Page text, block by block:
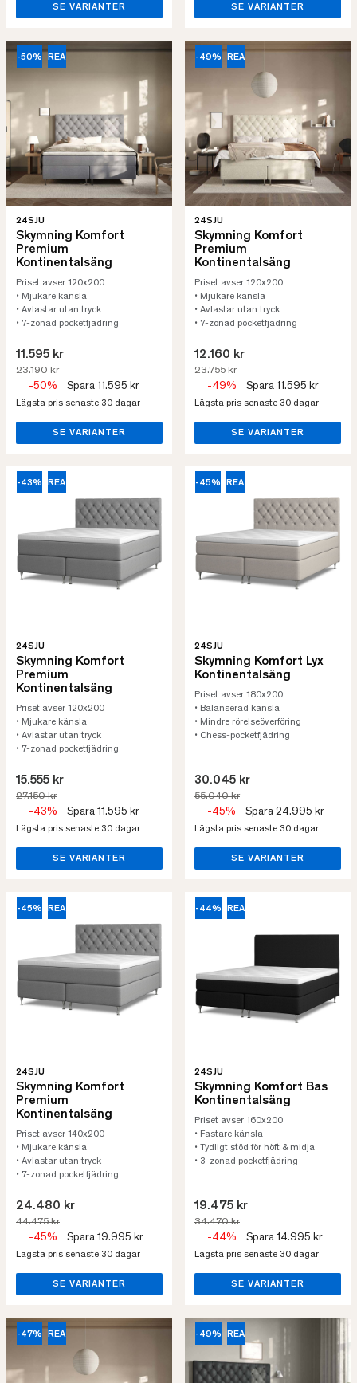
SE VARIANTER SE VARIANTER
-50% REA
24SJU
Skymning Komfort
Premium
Kontinentalsäng
Priset avser 120x200
• Mjukare känsla
• Avlastar utan tryck
• 7-zonad pocketfjädring
11.595 kr
23.190 kr
-50% Spara 11.595 kr
Lägsta pris senaste 30 dagar
SE VARIANTER
-49% REA
24SJU
Skymning Komfort
Premium
Kontinentalsäng
Priset avser 120x200
• Mjukare känsla
• Avlastar utan tryck
• 7-zonad pocketfjädring
12.160 kr
23.755 kr
-49% Spara 11.595 kr
Lägsta pris senaste 30 dagar
SE VARIANTER
-43% REA
24SJU
Skymning Komfort
Premium
Kontinentalsäng
Priset avser 120x200
• Mjukare känsla
• Avlastar utan tryck
• 7-zonad pocketfjädring
15.555 kr
27.150 kr
-43% Spara 11.595 kr
Lägsta pris senaste 30 dagar
SE VARIANTER
-45% REA
24SJU
Skymning Komfort Lyx
Kontinentalsäng
Priset avser 180x200
• Balanserad känsla
• Mindre rörelseöverföring
• Chess-pocketfjädring
30.045 kr
55.040 kr
-45% Spara 24.995 kr
Lägsta pris senaste 30 dagar
SE VARIANTER
-45% REA
24SJU
Skymning Komfort
Premium
Kontinentalsäng
Priset avser 140x200
• Mjukare känsla
• Avlastar utan tryck
• 7-zonad pocketfjädring
24.480 kr
44.475 kr
-45% Spara 19.995 kr
Lägsta pris senaste 30 dagar
SE VARIANTER
-44% REA
24SJU
Skymning Komfort Bas
Kontinentalsäng
Priset avser 160x200
• Fastare känsla
• Tydligt stöd för höft & midja
• 3-zonad pocketfjädring
19.475 kr
34.470 kr
-44% Spara 14.995 kr
Lägsta pris senaste 30 dagar
SE VARIANTER
-47% REA -49% REA